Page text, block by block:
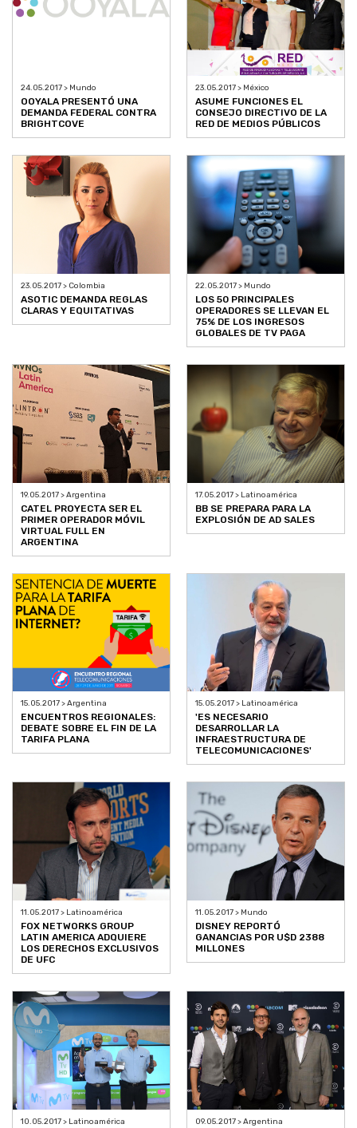
24.05.2017 > Mundo
OOYALA PRESENTÓ UNA
DEMANDA FEDERAL CONTRA
BRIGHTCOVE
23.05.2017 > México
ASUME FUNCIONES EL
CONSEJO DIRECTIVO DE LA
RED DE MEDIOS PÚBLICOS
23.05.2017 > Colombia
ASOTIC DEMANDA REGLAS
CLARAS Y EQUITATIVAS
22.05.2017 > Mundo
LOS 50 PRINCIPALES
OPERADORES SE LLEVAN EL
75% DE LOS INGRESOS
GLOBALES DE TV PAGA
19.05.2017 > Argentina
CATEL PROYECTA SER EL
PRIMER OPERADOR MÓVIL
VIRTUAL FULL EN
ARGENTINA
17.05.2017 > Latinoamérica
BB SE PREPARA PARA LA
EXPLOSIÓN DE AD SALES
15.05.2017 > Argentina
ENCUENTROS REGIONALES:
DEBATE SOBRE EL FIN DE LA
TARIFA PLANA
15.05.2017 > Latinoamérica
'ES NECESARIO
DESARROLLAR LA
INFRAESTRUCTURA DE
TELECOMUNICACIONES'
11.05.2017 > Latinoamérica
FOX NETWORKS GROUP
LATIN AMERICA ADQUIERE
LOS DERECHOS EXCLUSIVOS
DE UFC
11.05.2017 > Mundo
DISNEY REPORTÓ
GANANCIAS POR U$D 2388
MILLONES
10.05.2017 > Latinoamérica 09.05.2017 > Argentina